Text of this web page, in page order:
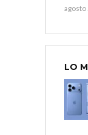
agosto
LO